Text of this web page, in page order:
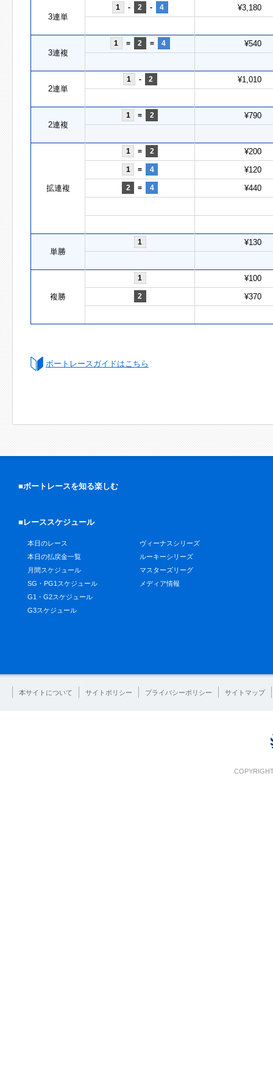
3連単
1 - 2 - 4 ¥3,180
3連複
1 = 2 = 4 ¥540
2連単
1 - 2 ¥1,010
2連複
1 = 2 ¥790
拡連複
1 = 2 ¥200
1 = 4 ¥120
2 = 4 ¥440
単勝
1 ¥130
複勝
1 ¥100
2 ¥370
ボートレースガイドはこちら
■ボートレースを知る楽しむ
■レーススケジュール
本日のレース
本日の払戻金一覧
月間スケジュール
SG・PG1スケジュール
G1・G2スケジュール
G3スケジュール
ヴィーナスシリーズ
ルーキーシリーズ
マスターズリーグ
メディア情報
本サイトについて サイトポリシー プライバシーポリシー サイトマップ